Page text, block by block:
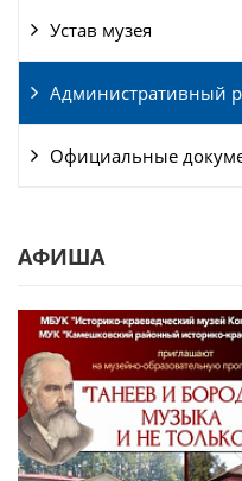
Устав музея
Административный
Официальные
АФИША